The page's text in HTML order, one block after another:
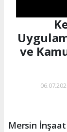
ve
Mersin